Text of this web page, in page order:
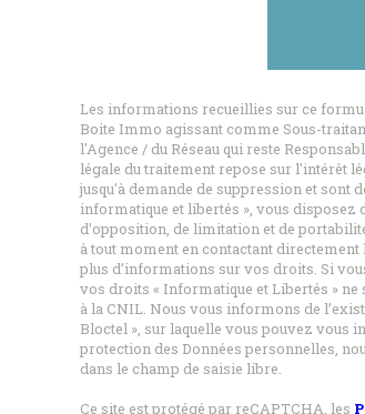
Les informations recueillies sur ce
Boite Immo agissant comme Sous-
l'Agence / du Réseau qui reste
légale du traitement repose sur l'intérêt
jusqu'à demande de suppression et sont
informatique et libertés », vous disposez
d’opposition, de limitation et de
à tout moment en contactant directement
plus d’informations sur vos droits. Si
vos droits « Informatique et Libertés »
à la CNIL. Nous vous informons de
Bloctel », sur laquelle vous pouvez vous
protection des Données personnelles,
dans le champ de saisie libre.
Ce site est protégé par reCAPTCHA, les